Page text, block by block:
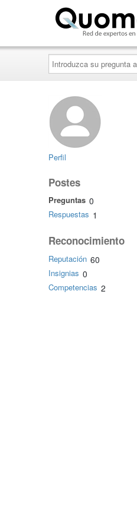
Introduzca
su
pregunta
aquí...
Perfil
Postes
Preguntas 0
Respuestas 1
Reconocimiento
Reputación 60
Insignias 0
Competencias 2